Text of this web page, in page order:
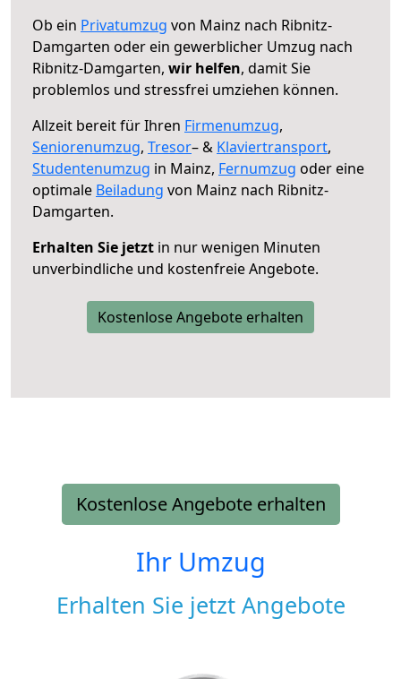
Ob ein Privatumzug von Mainz nach Ribnitz-
Damgarten oder ein gewerblicher Umzug nach
Ribnitz-Damgarten, wir helfen, damit Sie
problemlos und stressfrei umziehen können.
Allzeit bereit für Ihren Firmenumzug,
Seniorenumzug, Tresor– & Klaviertransport,
Studentenumzug in Mainz, Fernumzug oder eine
optimale Beiladung von Mainz nach Ribnitz-
Damgarten.
Erhalten Sie jetzt in nur wenigen Minuten
unverbindliche und kostenfreie Angebote.
Kostenlose Angebote erhalten
Kostenlose Angebote erhalten
Ihr Umzug
Erhalten Sie jetzt Angebote